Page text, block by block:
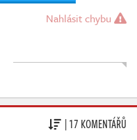
Nahlásit chybu
| 17 KOMENTÁŘŮ